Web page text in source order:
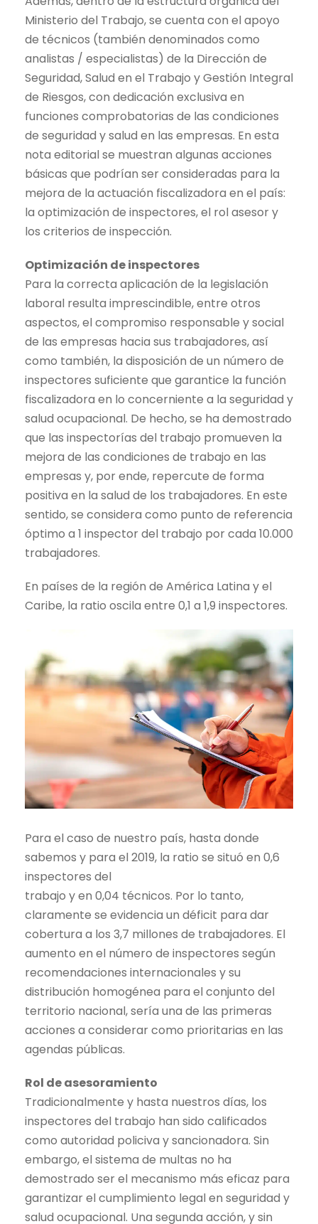
Ministerio del Trabajo, se cuenta con el apoyo
de técnicos (también denominados como
analistas / especialistas) de la Dirección de
Seguridad, Salud en el Trabajo y Gestión Integral
de Riesgos, con dedicación exclusiva en
funciones comprobatorias de las condiciones
de seguridad y salud en las empresas. En esta
nota editorial se muestran algunas acciones
básicas que podrían ser consideradas para la
mejora de la actuación fiscalizadora en el país:
la optimización de inspectores, el rol asesor y
los criterios de inspección.
Optimización de inspectores
Para la correcta aplicación de la legislación
laboral resulta imprescindible, entre otros
aspectos, el compromiso responsable y social
de las empresas hacia sus trabajadores, así
como también, la disposición de un número de
inspectores suficiente que garantice la función
fiscalizadora en lo concerniente a la seguridad y
salud ocupacional. De hecho, se ha demostrado
que las inspectorías del trabajo promueven la
mejora de las condiciones de trabajo en las
empresas y, por ende, repercute de forma
positiva en la salud de los trabajadores. En este
sentido, se considera como punto de referencia
óptimo a 1 inspector del trabajo por cada 10.000
trabajadores.
En países de la región de América Latina y el
Caribe, la ratio oscila entre 0,1 a 1,9 inspectores.
Para el caso de nuestro país, hasta donde
sabemos y para el 2019, la ratio se situó en 0,6
inspectores del
trabajo y en 0,04 técnicos. Por lo tanto,
claramente se evidencia un déficit para dar
cobertura a los 3,7 millones de trabajadores. El
aumento en el número de inspectores según
recomendaciones internacionales y su
distribución homogénea para el conjunto del
territorio nacional, sería una de las primeras
acciones a considerar como prioritarias en las
agendas públicas.
Rol de asesoramiento
Tradicionalmente y hasta nuestros días, los
inspectores del trabajo han sido calificados
como autoridad policiva y sancionadora. Sin
embargo, el sistema de multas no ha
demostrado ser el mecanismo más eficaz para
garantizar el cumplimiento legal en seguridad y
salud ocupacional. Una segunda acción, y sin